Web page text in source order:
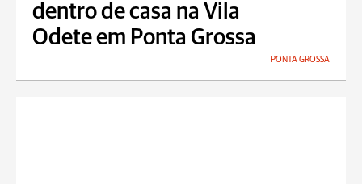
dentro de casa na Vila
Odete em Ponta Grossa
PONTA GROSSA